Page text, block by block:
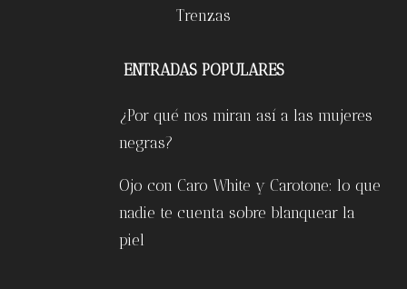
Trenzas
ENTRADAS POPULARES
¿Por qué nos miran así a las mujeres
negras?
Ojo con Caro White y Carotone: lo que
nadie te cuenta sobre blanquear la
piel